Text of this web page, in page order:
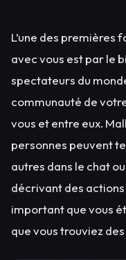
L’une des premières
avec vous est par le
spectateurs du
communauté de
vous et entre eux.
personnes peuvent
autres dans le chat
décrivant des
important que vous
que vous trouviez